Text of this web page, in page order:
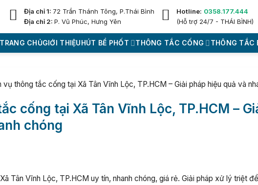
Địa chỉ 1: 72 Trần Thánh Tông, P.Thái Bình
Địa chỉ 2:P. Vũ Phúc, Hưng Yên
Hotline: 0358.177.444
(Hỗ trợ 24/7 - THÁI BÌNH)
TRANG CHỦGIỚI THIỆUHÚT BỂ PHỐT THÔNG TẮC CỐNG THÔNG TẮC
vụ thông tắc cống tại Xã Tân Vĩnh Lộc, TP.HCM – Giải pháp hiệu quả và
cống tại Xã Tân Vĩnh Lộc, TP.HCM –
chóng
Tân Vĩnh Lộc, TP.HCM uy tín, nhanh chóng, giá rẻ. Giải pháp xử lý triệt